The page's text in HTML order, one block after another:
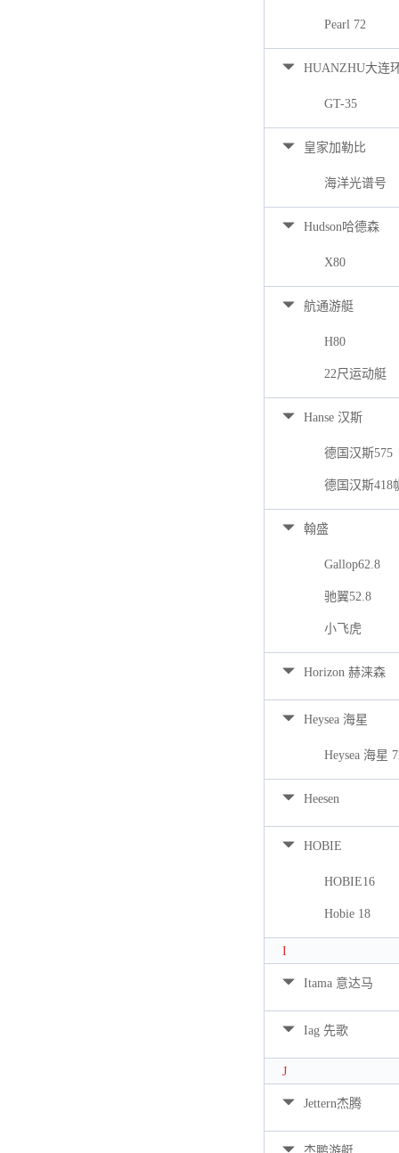
Pearl 72
HUANZHU大连
GT-35
皇家加勒比
海洋光谱号
Hudson哈德森
X80
航通游艇
H80
22尺运动艇
Hanse 汉斯
德国汉斯575
德国汉斯418
翰盛
Gallop62.8
驰翼52.8
小飞虎
Horizon 赫涞森
Heysea 海星
Heysea 海星
Heesen
HOBIE
HOBIE16
Hobie 18
I
Itama 意达马
Iag 先歌
J
Jettern杰腾